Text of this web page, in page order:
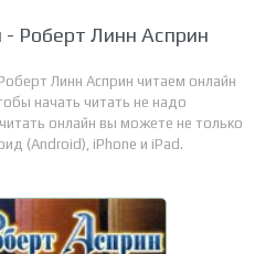
Роберт Линн Асприн
Линн Асприн читаем онлайн
начать читать не надо
онлайн вы можете не только
(Android), iPhone и iPad.